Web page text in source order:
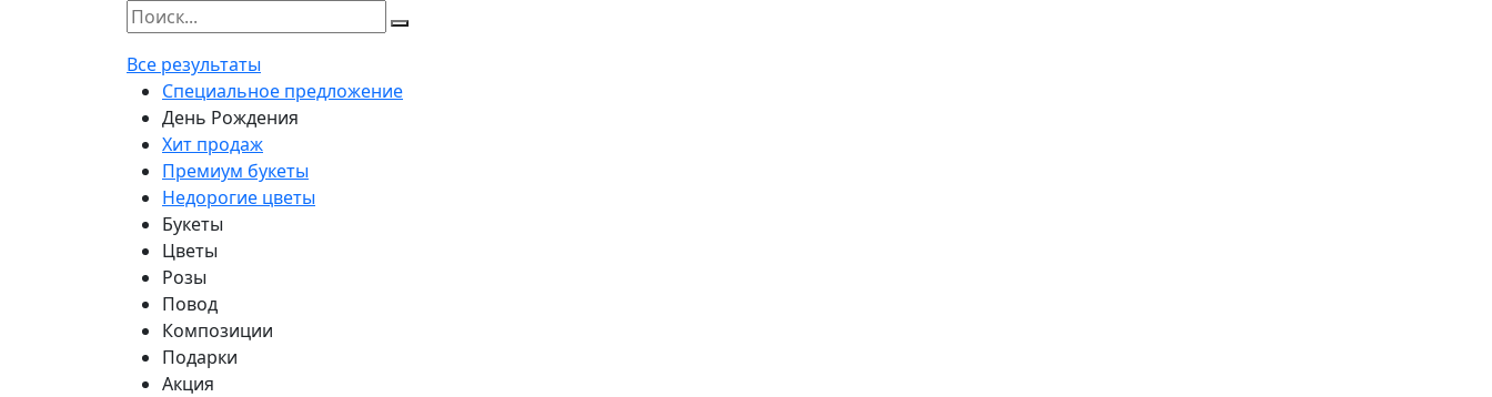
Все результаты
Специальное предложение
День Рождения
Хит продаж
Премиум букеты
Недорогие цветы
Букеты
Цветы
Розы
Повод
Композиции
Подарки
Акция